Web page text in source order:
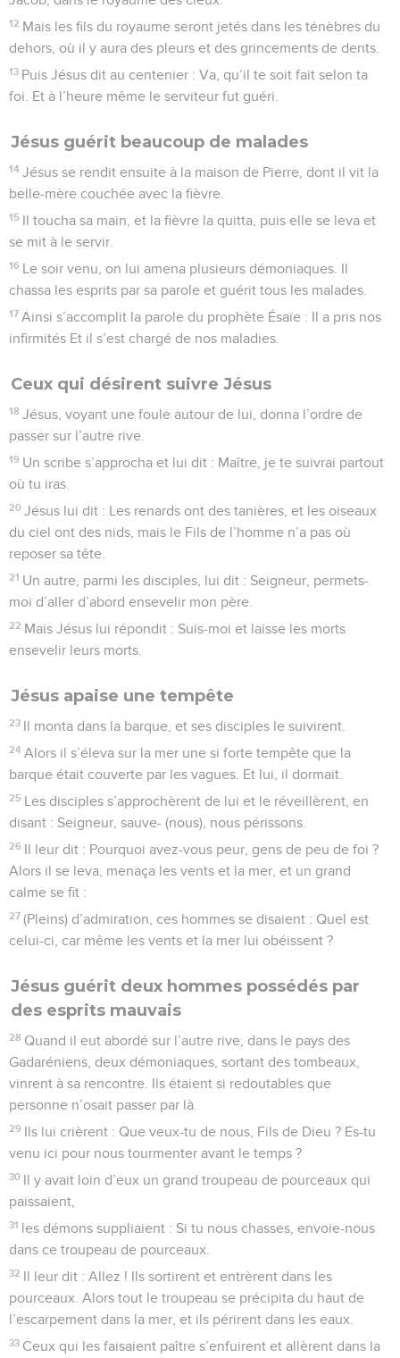
12 Mais les fils du royaume seront jetés dans les ténèbres du
dehors, où il y aura des pleurs et des grincements de dents.
13 Puis Jésus dit au centenier : Va, qu’il te soit fait selon ta
foi. Et à l’heure même le serviteur fut guéri.
Jésus guérit beaucoup de malades
14 Jésus se rendit ensuite à la maison de Pierre, dont il vit la
belle-mère couchée avec la fièvre.
15 Il toucha sa main, et la fièvre la quitta, puis elle se leva et
se mit à le servir.
16 Le soir venu, on lui amena plusieurs démoniaques. Il
chassa les esprits par sa parole et guérit tous les malades.
17 Ainsi s’accomplit la parole du prophète Ésaïe : Il a pris nos
infirmités Et il s’est chargé de nos maladies.
Ceux qui désirent suivre Jésus
18 Jésus, voyant une foule autour de lui, donna l’ordre de
passer sur l’autre rive.
19 Un scribe s’approcha et lui dit : Maître, je te suivrai partout
où tu iras.
20 Jésus lui dit : Les renards ont des tanières, et les oiseaux
du ciel ont des nids, mais le Fils de l’homme n’a pas où
reposer sa tête.
21 Un autre, parmi les disciples, lui dit : Seigneur, permets-
moi d’aller d’abord ensevelir mon père.
22 Mais Jésus lui répondit : Suis-moi et laisse les morts
ensevelir leurs morts.
Jésus apaise une tempête
23 Il monta dans la barque, et ses disciples le suivirent.
24 Alors il s’éleva sur la mer une si forte tempête que la
barque était couverte par les vagues. Et lui, il dormait.
25 Les disciples s’approchèrent de lui et le réveillèrent, en
disant : Seigneur, sauve- (nous), nous périssons.
26 Il leur dit : Pourquoi avez-vous peur, gens de peu de foi ?
Alors il se leva, menaça les vents et la mer, et un grand
calme se fit :
27 (Pleins) d’admiration, ces hommes se disaient : Quel est
celui-ci, car même les vents et la mer lui obéissent ?
Jésus guérit deux hommes possédés par
des esprits mauvais
28 Quand il eut abordé sur l’autre rive, dans le pays des
Gadaréniens, deux démoniaques, sortant des tombeaux,
vinrent à sa rencontre. Ils étaient si redoutables que
personne n’osait passer par là.
29 Ils lui crièrent : Que veux-tu de nous, Fils de Dieu ? Es-tu
venu ici pour nous tourmenter avant le temps ?
30 Il y avait loin d’eux un grand troupeau de pourceaux qui
paissaient,
31 les démons suppliaient : Si tu nous chasses, envoie-nous
dans ce troupeau de pourceaux.
32 Il leur dit : Allez ! Ils sortirent et entrèrent dans les
pourceaux. Alors tout le troupeau se précipita du haut de
l’escarpement dans la mer, et ils périrent dans les eaux.
33 Ceux qui les faisaient paître s’enfuirent et allèrent dans la